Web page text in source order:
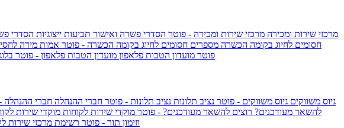
מרכזי שירות ומכירה מרכזי שירות ומכירה - פוטר הסדרי פשרה ואישור תביעות ייצוגיות הסדרי
חסומים לחיוג בקומה הכשרה מספרים חסומים לחיוג בקומה הכשרה - פוטר אמות מידה
IsraelieSIM by Pelephone - פוטר מועדון הטבות פלאפון מועדון הטבות פלאפון - פוטר
גיוס משווקים גיוס משווקים - פוטר נציב תלונות נציב תלונות - פוטר חברי ההנהלה חברי ההנהלה
להשאר מעודכנים? רוצים להשאר מעודכנים? - פוטר מוקדי שירות לקוחות מוקדי שירות
וזימון תור - פוטר רשימת מרכזי שירות